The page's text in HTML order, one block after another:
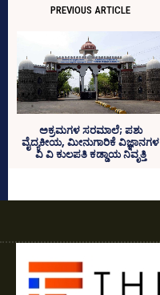
PREVIOUS ARTICLE
ಅಕ್ರಮಗಳ ಸರಮಾಲೆ; ಪಶು
ವೈದ್ಯಕೀಯ, ಮೀನುಗಾರಿಕೆ ವಿಜ್ಞಾನಗಳ
ವಿ ವಿ ಕುಲಪತಿ ಕಡ್ಡಾಯ ನಿವೃತ್ತಿ